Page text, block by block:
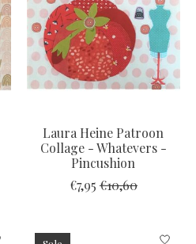
Laura Heine Patroon
Collage - Whatevers -
Pincushion
€7,95 €10,60